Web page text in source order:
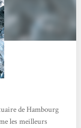
de Hambourg
les meilleurs